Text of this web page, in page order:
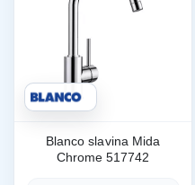
Blanco slavina Mida
Chrome 517742